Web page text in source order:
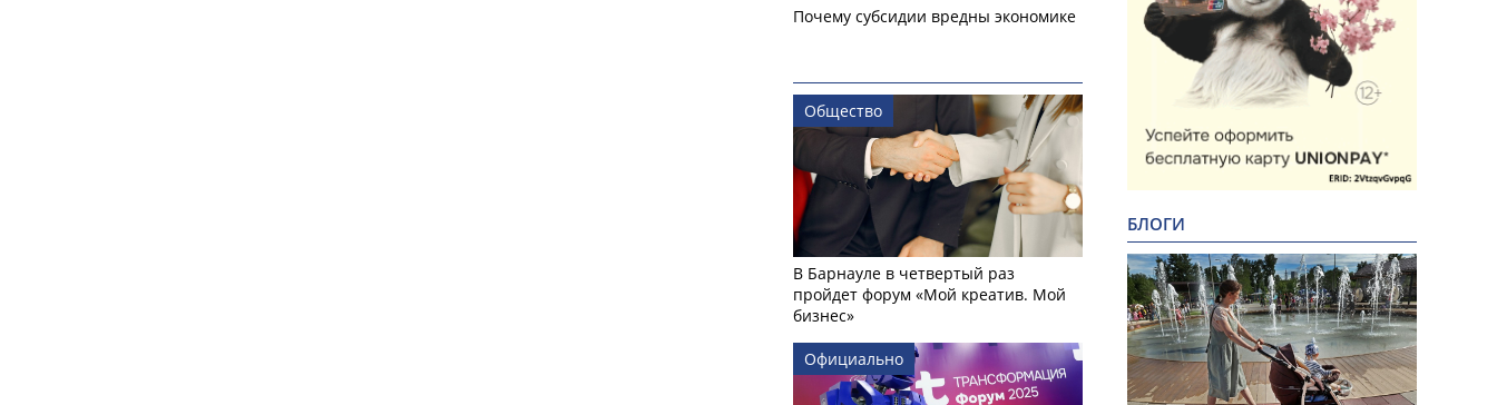
Почему субсидии вредны экономике
Общество
В Барнауле в четвертый раз
пройдет форум «Мой креатив. Мой
бизнес»
Официально
БЛОГИ